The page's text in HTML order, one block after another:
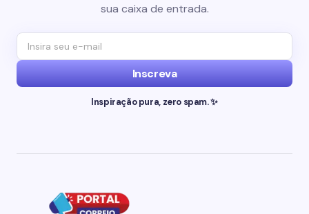
sua caixa de entrada.
Inscreva
Inspiração pura, zero spam. ✨